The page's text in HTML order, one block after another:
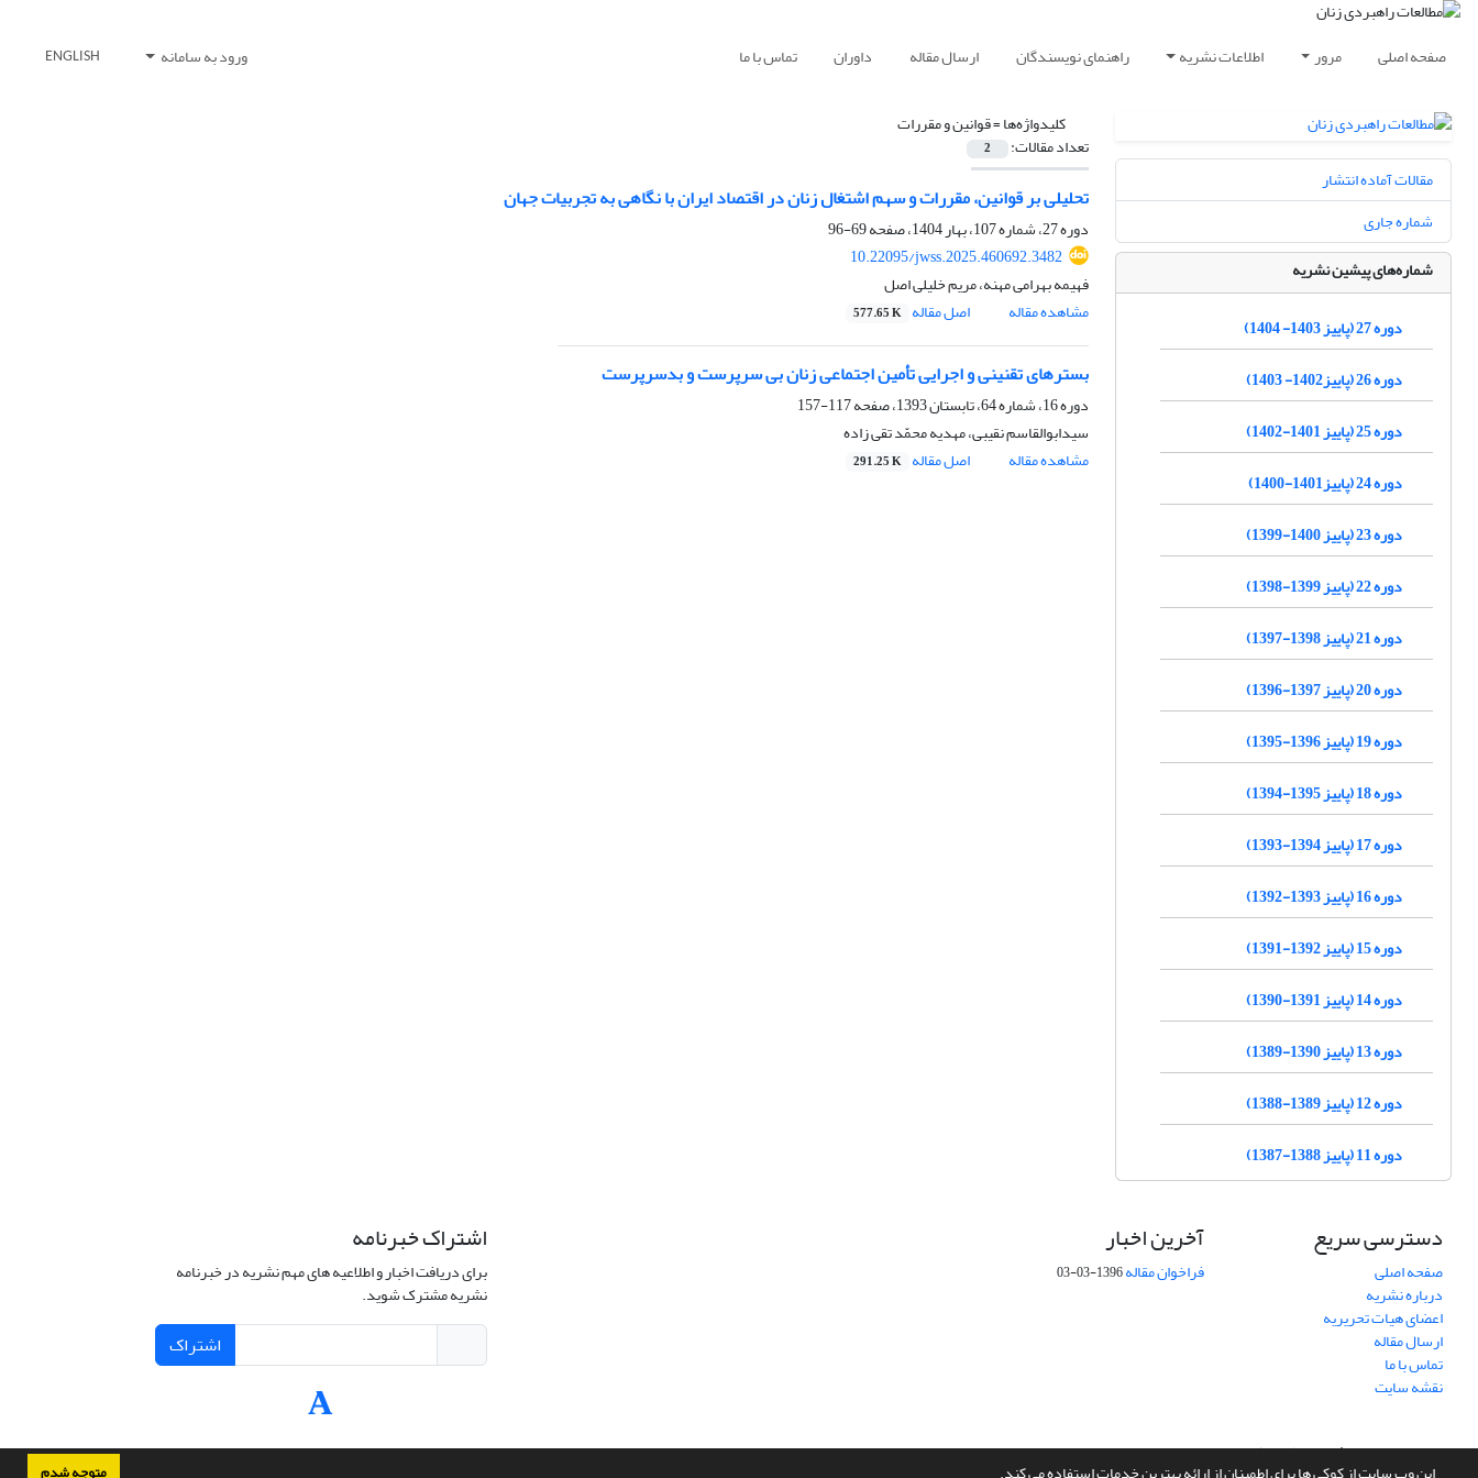
صفحه اصلی مرور اطلاعات نشریه راهنمای نویسندگان ارسال مقاله داوران تماس با ما ورود به سامانه ENGLISH
کلیدواژه‌ها =قوانین و مقررات
تعداد مقالات: 2
تحلیلی بر قوانین، مقررات و سهم اشتغال زنان در اقتصاد ایران با نگاهی به تجربیات جهان
دوره 27، شماره 107، بهار 1404، صفحه
69-96
10.22095/jwss.2025.460692.3482
فهیمه بهرامی مهنه، مریم خلیلی اصل
مشاهده مقاله
اصل مقاله 577.65 K
بسترهای تقنینی و اجرایی تأمین اجتماعی زنان بی سرپرست و بدسرپرست
دوره 16، شماره 64، تابستان 1393، صفحه
117-157
سیدابوالقاسم نقیبی، مهدیه محمّد تقی زاده
مشاهده مقاله
اصل مقاله 291.25 K
مقالات آماده انتشار
شماره جاری
شماره‌های پیشین نشریه
دوره 27 (پاییز 1403- 1404)
دوره 26 (پاییز1402- 1403)
دوره 25 (پاییز 1401-1402)
دوره 24 (پاییز1401-1400)
دوره 23 (پاییز 1400-1399)
دوره 22 (پاییز 1399-1398)
دوره 21 (پاییز 1398-1397)
دوره 20 (پاییز 1397-1396)
دوره 19 (پاییز 1396-1395)
دوره 18 (پاییز 1395-1394)
دوره 17 (پاییز 1394-1393)
دوره 16 (پاییز 1393-1392)
دوره 15 (پاییز 1392-1391)
دوره 14 (پاییز 1391-1390)
دوره 13 (پاییز 1390-1389)
دوره 12 (پاییز 1389-1388)
دوره 11 (پاییز 1388-1387)
دسترسی سریع
صفحه اصلی
درباره نشریه
اعضای هیات تحریریه
ارسال مقاله
تماس با ما
نقشه سایت
آخرین اخبار
فراخوان مقاله1396-03-03
اشتراک خبرنامه
برای دریافت اخبار و اطلاعیه های مهم نشریه در خبرنامه
نشریه مشترک شوید.
اشتراک
سامانه مدیریت نشریات علمی.طراحی و پیاده سازی ازسیناوب